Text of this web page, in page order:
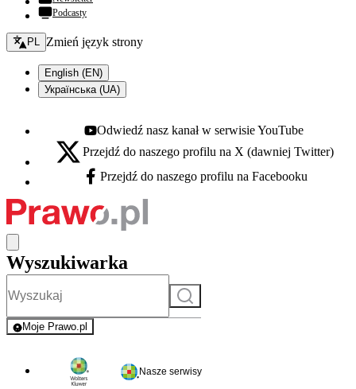
Podcasty
Zmień język - bieżący:
PL Zmień język strony
English (EN)
Українська (UA)
Youtube - otwiera się w nowej karcie
Odwiedź nasz kanał w serwisie YouTube
X - otwiera się w nowej karcie
Przejdź do naszego profilu na X (dawniej Twitter)
Facebook - otwiera się w nowej karcie
Przejdź do naszego profilu na Facebooku
Wyszukiwarka
Szukaj
Moje Prawo.pl
- rejestracja i logowanie do serwisu
Nasze serwisy